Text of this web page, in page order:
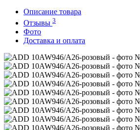
Описание товара
Отзывы 3
Фото
Доставка и оплата